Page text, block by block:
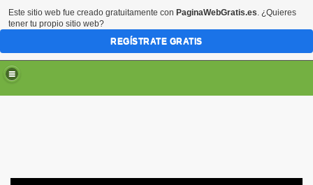
Este sitio web fue creado gratuitamente con PaginaWebGratis.es. ¿Quieres
tener tu propio sitio web?
REGÍSTRATE GRATIS